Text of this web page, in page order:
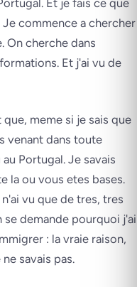
commence a chercher
On cherche dans
Et j'ai vu de
meme si je sais que
venant dans toute
Portugal. Je savais
la ou vous etes bases.
vu que de tres, tres
se demande pourquoi j'ai
: la vraie raison,
savais pas.